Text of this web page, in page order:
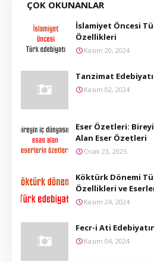
ÇOK OKUNANLAR
İslamiyet Öncesi
Özellikleri
Kasım 20, 2024
Tanzimat
Kasım 02, 2024
Eser Özetleri:
Alan Eser Özetleri
Ocak 23, 2025
Köktürk Dönemi
Özellikleri ve
Kasım 24, 2024
Fecr-i Ati
Kasım 04, 2024